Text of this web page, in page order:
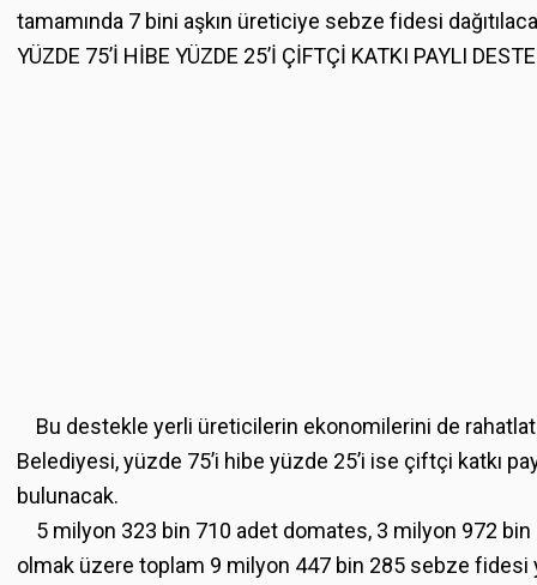
tamamında 7 bini aşkın üreticiye sebze fidesi
YÜZDE 75’İ HİBE YÜZDE 25’İ ÇİFTÇİ KATKI PAYLI
Bu destekle yerli üreticilerin ekonomilerini de
Belediyesi, yüzde 75’i hibe yüzde 25’i ise çiftçi katkı
bulunacak.
5 milyon 323 bin 710 adet domates, 3 milyon 972 bin
olmak üzere toplam 9 milyon 447 bin 285 sebze fidesi